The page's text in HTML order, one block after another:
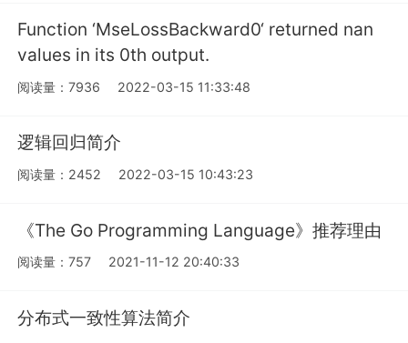
Function ‘MseLossBackward0‘ returned nan
values in its 0th output.
阅读量：7936 2022-03-15 11:33:48
逻辑回归简介
阅读量：2452 2022-03-15 10:43:23
《The Go Programming Language》推荐理由
阅读量：757 2021-11-12 20:40:33
分布式一致性算法简介